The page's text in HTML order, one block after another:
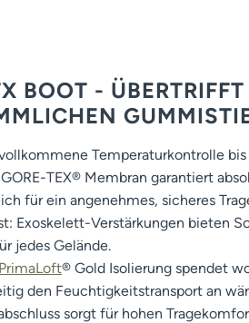
BOOT -
Temperaturkontrolle
TEX® Membran garantiert
für ein angenehmes, sicheres
Exoskelett-Verstärkungen bieten
jedes Gelände.
PrimaLoft® Gold Isolierung spendet
den Feuchtigkeitstransport an
sorgt für hohen